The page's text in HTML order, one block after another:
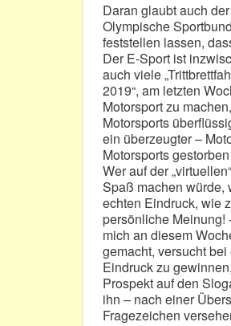
Daran glaubt auch
Olympische
feststellen lassen,
Der E-Sport ist
auch viele
2019“, am letzten
Motorsport zu
Motorsports
ein überzeugter –
Motorsports
Wer auf der
Spaß machen würde,
echten Eindruck, wie
persönliche Meinung!
mich an diesem
gemacht, versucht
Eindruck zu
Prospekt auf den
ihn – nach einer
Fragezeichen